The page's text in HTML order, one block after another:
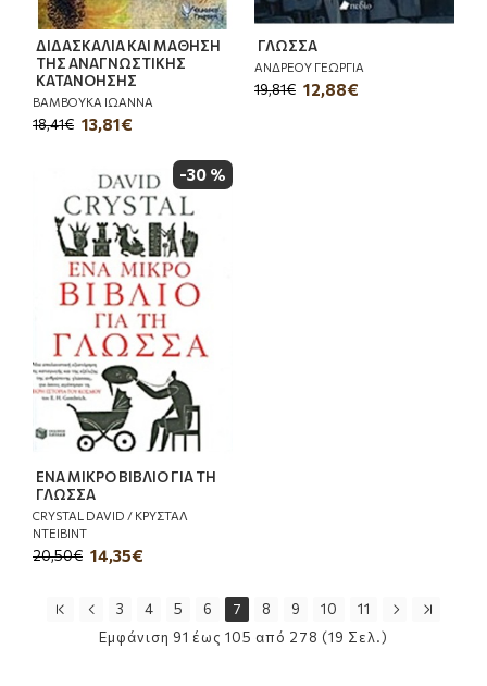
ΔΙΔΑΣΚΑΛΙΑ ΚΑΙ ΜΑΘΗΣΗ
ΤΗΣ ΑΝΑΓΝΩΣΤΙΚΗΣ
ΚΑΤΑΝΟΗΣΗΣ
ΒΑΜΒΟΥΚΑ ΙΩΑΝΝΑ
13,81€
18,41€
ΓΛΩΣΣΑ
ΑΝΔΡΕΟΥ ΓΕΩΡΓΙΑ
12,88€
19,81€
-30 %
ΕΝΑ ΜΙΚΡΟ ΒΙΒΛΙΟ ΓΙΑ ΤΗ
ΓΛΩΣΣΑ
CRYSTAL DAVID / ΚΡΥΣΤΑΛ
ΝΤΕΙΒΙΝΤ
14,35€
20,50€
3 4 5 6 7 8 9 10
11
Εμφάνιση 91 έως 105 από 278 (19 Σελ.)